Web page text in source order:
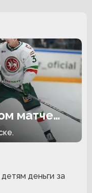
матче
деньги за